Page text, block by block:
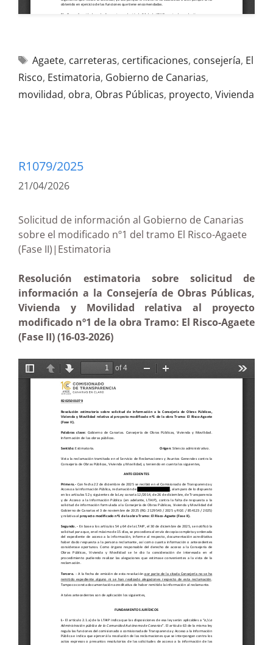
Agaete, carreteras, certificaciones, consejería, El
Risco, Estimatoria, Gobierno de Canarias,
movilidad, obra, Obras Públicas, proyecto, Vivienda
R1079/2025
21/04/2026
Solicitud de información al Gobierno de Canarias
sobre el modificado nº1 del tramo El Risco-Agaete
(Fase II)|Estimatoria
Resolución estimatoria sobre solicitud de
información a la Consejería de Obras Públicas,
Vivienda y Movilidad relativa al proyecto
modificado nº1 de la obra Tramo: El Risco-Agaete
(Fase II) (16-03-2026)